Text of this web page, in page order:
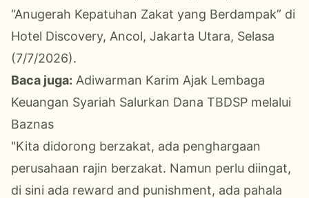
“Anugerah Kepatuhan Zakat yang Berdampak” di
Hotel Discovery, Ancol, Jakarta Utara, Selasa
(7/7/2026).
Baca juga: Adiwarman Karim Ajak Lembaga
Keuangan Syariah Salurkan Dana TBDSP melalui
Baznas
​"Kita didorong berzakat, ada penghargaan
perusahaan rajin berzakat. Namun perlu diingat,
di sini ada reward and punishment, ada pahala